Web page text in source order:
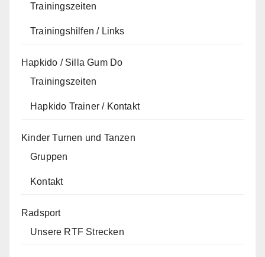
Trainingszeiten
Trainingshilfen / Links
Hapkido / Silla Gum Do
Trainingszeiten
Hapkido Trainer / Kontakt
Kinder Turnen und Tanzen
Gruppen
Kontakt
Radsport
Unsere RTF Strecken